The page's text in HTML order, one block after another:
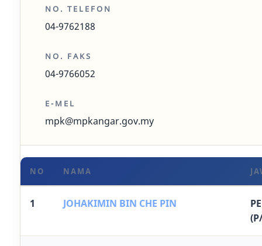
NO. TELEFON
04-9762188
NO. FAKS
04-9766052
E-MEL
mpk@mpkangar.gov.my
NO NAMA
1 JOHAKIMIN BIN CHE PIN